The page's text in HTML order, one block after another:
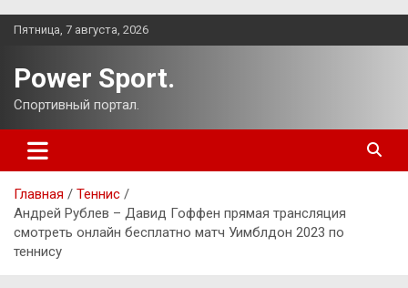
Перейти
Пятница, 7 августа, 2026
Power Sport.
Спортивный портал.
Главная
Теннис
Андрей Рублев – Давид Гоффен прямая трансляция
смотреть онлайн бесплатно матч Уимблдон 2023 по
теннису